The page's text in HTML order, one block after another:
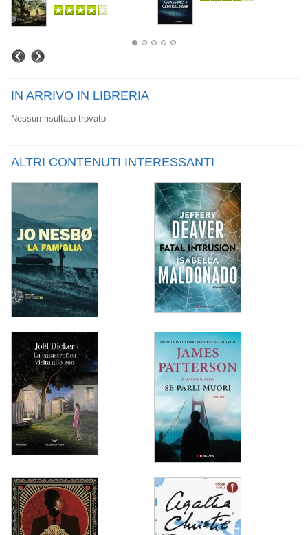
IN ARRIVO IN LIBRERIA
Nessun risultato trovato
ALTRI CONTENUTI INTERESSANTI